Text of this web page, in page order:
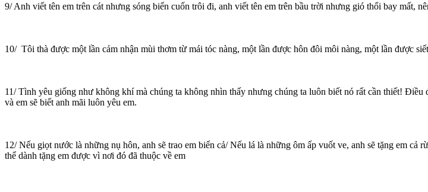
9/ Anh viết tên em trên cát nhưng sóng biển cuốn trôi đi, anh viết tên em trên bầu trời nhưng gió thổi bay mất,
10/ Tôi thà được một lần cảm nhận mùi thơm từ mái tóc nàng, một lần được hôn đôi môi nàng, một lần được
11/ Tình yêu giống như không khí mà chúng ta không nhìn thấy nhưng chúng ta luôn biết nó rất cần thiết!
và em sẽ biết anh mãi luôn yêu em.
12/ Nếu giọt nước là những nụ hôn, anh sẽ trao em biển cả/ Nếu lá là những ôm ấp vuốt ve, anh sẽ tặng em
thể dành tặng em được vì nơi đó đã thuộc về em